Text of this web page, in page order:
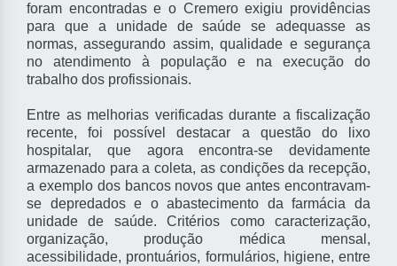
foram encontradas e o Cremero exigiu providências
para que a unidade de saúde se adequasse as
normas, assegurando assim, qualidade e segurança
no atendimento à população e na execução do
trabalho dos profissionais.
Entre as melhorias verificadas durante a fiscalização
recente, foi possível destacar a questão do lixo
hospitalar, que agora encontra-se devidamente
armazenado para a coleta, as condições da recepção,
a exemplo dos bancos novos que antes encontravam-
se depredados e o abastecimento da farmácia da
unidade de saúde. Critérios como caracterização,
organização, produção médica mensal,
acessibilidade, prontuários, formulários, higiene, entre